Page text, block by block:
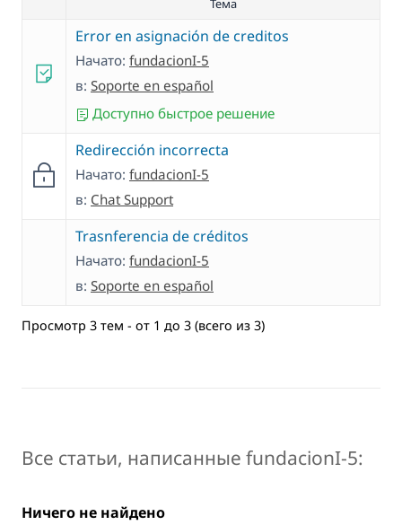
Тема
Error en asignación de creditos
Начато: fundacionI-5
в: Soporte en español
Доступно быстрое решение
Redirección incorrecta
Начато: fundacionI-5
в: Chat Support
Trasnferencia de créditos
Начато: fundacionI-5
в: Soporte en español
Просмотр 3 тем - от 1 до 3 (всего из 3)
Все статьи, написанные fundacionI-5:
Ничего не найдено